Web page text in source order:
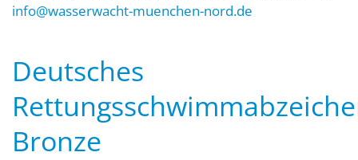
info@wasserwacht-muenchen-nord.de
Deutsches
Bronze